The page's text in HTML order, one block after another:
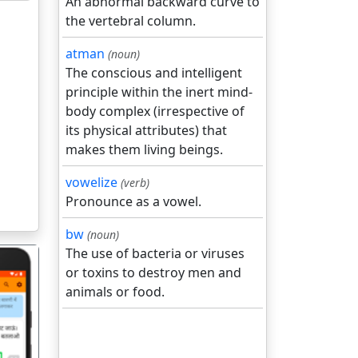
the vertebral column.
atman (noun)
The conscious and intelligent
principle within the inert mind-
body complex (irrespective of
its physical attributes) that
makes them living beings.
vowelize (verb)
Pronounce as a vowel.
bw (noun)
The use of bacteria or viruses
or toxins to destroy men and
animals or food.